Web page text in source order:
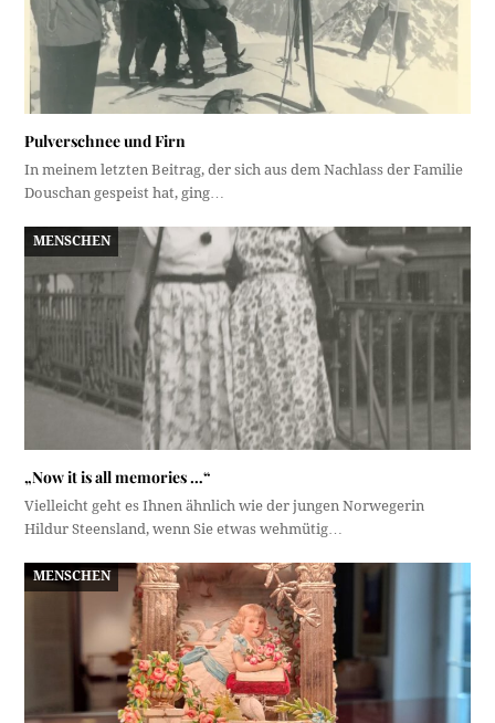
Pulverschnee und Firn
In meinem letzten Beitrag, der sich aus dem Nachlass der Familie
Douschan gespeist hat, ging…
MENSCHEN
„Now it is all memories …“
Vielleicht geht es Ihnen ähnlich wie der jungen Norwegerin
Hildur Steensland, wenn Sie etwas wehmütig…
MENSCHEN